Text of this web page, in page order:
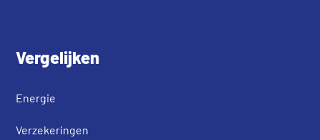
Vergelijken
Energie
Verzekeringen